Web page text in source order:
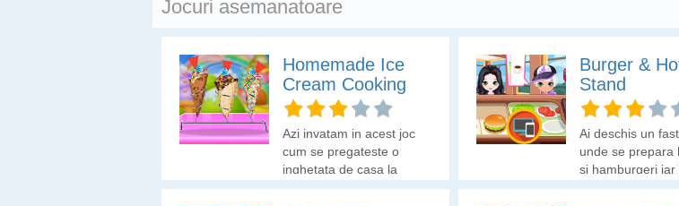
Jocuri asemanatoare
Homemade Ice
Cream Cooking
Azi invatam in acest joc
cum se pregateste o
inghetata de casa la
cornet.
Burger &
Stand
Ai deschis un
unde se prepara
si hamburgeri iar
unor angajati tu